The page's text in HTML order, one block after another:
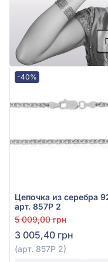
-40%
Цепочка из серебра
арт. 857Р 2
5 009,00 грн
3 005,40 грн
(арт. 857Р 2)